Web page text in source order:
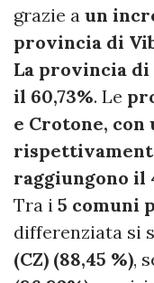
grazie a un
provincia di
La provincia di
il 60,73%. Le
e Crotone,
raggiungono il
Tra i 5 comuni
differenziata si
(CZ) (88,45 %),